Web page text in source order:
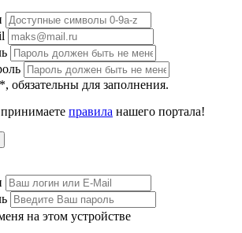
*, обязательны для заполнения.
правила нашего портала!
на этом устройстве